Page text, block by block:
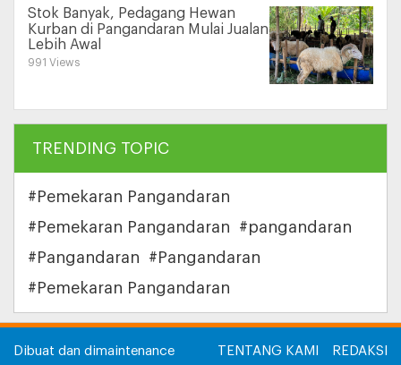
Stok Banyak, Pedagang Hewan
Kurban di Pangandaran Mulai Jualan
Lebih Awal
991 Views
TRENDING TOPIC
#Pemekaran Pangandaran
#Pemekaran Pangandaran
#pangandaran
#Pangandaran
#Pangandaran
#Pemekaran Pangandaran
Dibuat dan dimaintenance TENTANG KAMI REDAKSI